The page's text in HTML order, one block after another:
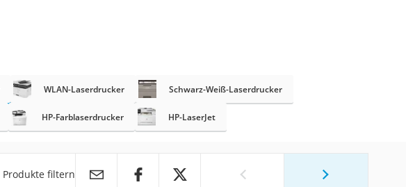
WLAN-Laserdrucker Schwarz-Weiß-Laserdrucker
HP-Farblaserdrucker HP-LaserJet
Produkte filtern